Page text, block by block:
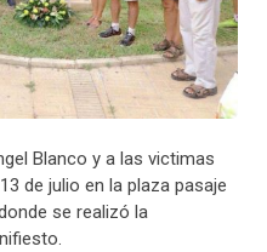
Blanco y a las victimas
de julio en la plaza pasaje
se realizó la